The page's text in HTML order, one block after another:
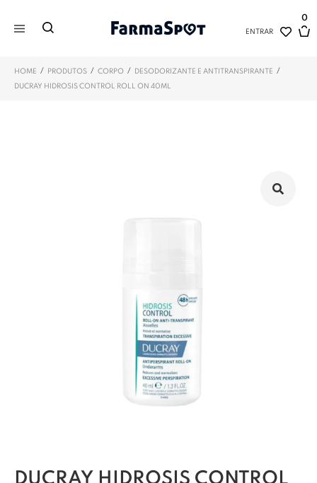
ENTRAR
0
HOME / PRODUTOS / CORPO / DESODORIZANTE E ANTITRANSPIRANTE /
DUCRAY HIDROSIS CONTROL ROLL ON 40ML
DUCRAY HIDROSIS CONTROL